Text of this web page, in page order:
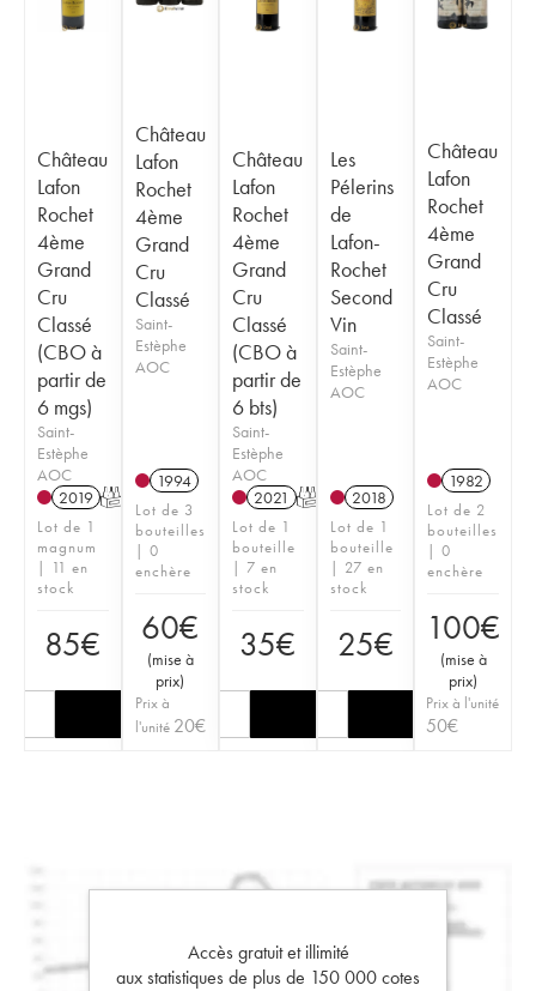
Château
Lafon
Rochet
4ème
Grand
Cru
Classé
(CBO à
partir de
6 mgs)
Saint-
Estèphe
AOC
2019 T
Lot de 1
magnum
| 11 en
stock
85€
Château
Lafon
Rochet
4ème
Grand
Cru
Classé
Saint-
Estèphe
AOC
1994
Lot de 3
bouteilles
| 0
enchère
60€
(mise à
prix)
Prix à
l'unité 20€
Château
Lafon
Rochet
4ème
Grand
Cru
Classé
(CBO à
partir de
6 bts)
Saint-
Estèphe
AOC
2021 T
Lot de 1
bouteille
| 7 en
stock
35€
Les
Pélerins
de
Lafon-
Rochet
Second
Vin
Saint-
Estèphe
AOC
2018
Lot de 1
bouteille
| 27 en
stock
25€
Château
Lafon
Rochet
4ème
Grand
Cru
Classé
Saint-
Estèphe
AOC
1982
Lot de 2
bouteilles
| 0
enchère
100€
(mise à
prix)
Prix à l'unité
50€
Accès gratuit et illimité
aux statistiques de plus de 150 000 cotes